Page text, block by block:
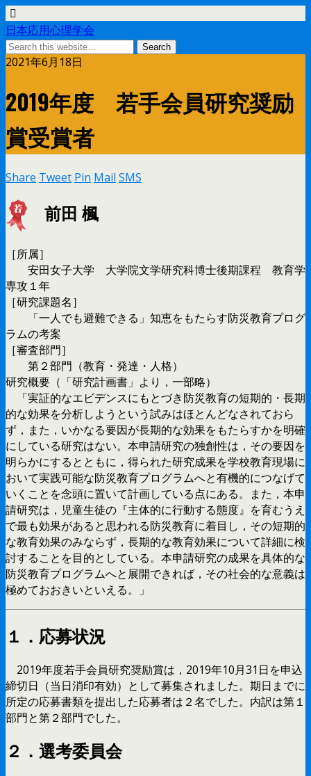
日本応用心理学会
2021年6月18日
2019年度 若手会員研究奨励
賞受賞者
Share Tweet Pin Mail SMS
前田 楓
［所属］
安田女子大学 大学院文学研究科博士後期課程 教育学
専攻１年
［研究課題名］
「一人でも避難できる」知恵をもたらす防災教育プログ
ラムの考案
［審査部門］
第２部門（教育・発達・人格）
研究概要（「研究計画書」より，一部略）
「実証的なエビデンスにもとづき防災教育の短期的・長期
的な効果を分析しようという試みはほとんどなされておら
ず，また，いかなる要因が長期的な効果をもたらすかを明確
にしている研究はない。本申請研究の独創性は，その要因を
明らかにするとともに，得られた研究成果を学校教育現場に
おいて実践可能な防災教育プログラムへと有機的につなげて
いくことを念頭に置いて計画している点にある。また，本申
請研究は，児童生徒の『主体的に行動する態度』を育むうえ
で最も効果があると思われる防災教育に着目し，その短期的
な教育効果のみならず，長期的な教育効果について詳細に検
討することを目的としている。本申請研究の成果を具体的な
防災教育プログラムへと展開できれば，その社会的な意義は
極めておおきいといえる。」
１．応募状況
2019年度若手会員研究奨励賞は，2019年10月31日を申込
締切日（当日消印有効）として募集されました。期日までに
所定の応募書類を提出した応募者は２名でした。内訳は第１
部門と第２部門でした。
２．選考委員会